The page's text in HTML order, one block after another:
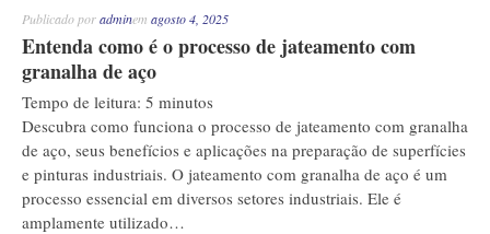
Publicado poradminem agosto 4, 2025
Entenda como é o processo de jateamento com
granalha de aço
Tempo de leitura: 5 minutos
Descubra como funciona o processo de jateamento com granalha
de aço, seus benefícios e aplicações na preparação de superfícies
e pinturas industriais. O jateamento com granalha de aço é um
processo essencial em diversos setores industriais. Ele é
amplamente utilizado…